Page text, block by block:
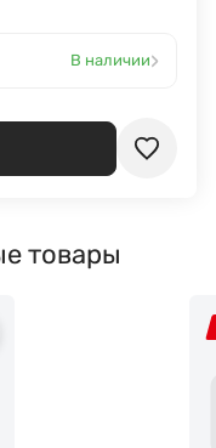
В наличии›
товары